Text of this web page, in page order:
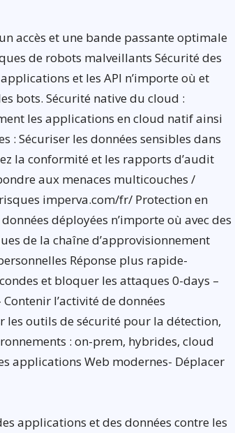
accès et une bande passante optimale
de robots malveillants Sécurité des
et les API n’importe où et
bots. Sécurité native du cloud :
les applications en cloud natif ainsi
: Sécuriser les données sensibles dans
la conformité et les rapports d’audit
aux menaces multicouches /
imperva.com/fr/ Protection en
déployées n’importe où avec des
de la chaîne d’approvisionnement
Réponse plus rapide-
et bloquer les attaques 0-days –
l’activité de données
les outils de sécurité pour la détection,
: on-prem, hybrides, cloud
applications Web modernes- Déplacer
applications et des données contre les